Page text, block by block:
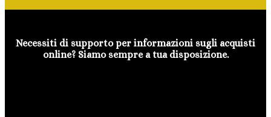
Necessiti di supporto per informazioni sugli acquisti
online? Siamo sempre a tua disposizione.